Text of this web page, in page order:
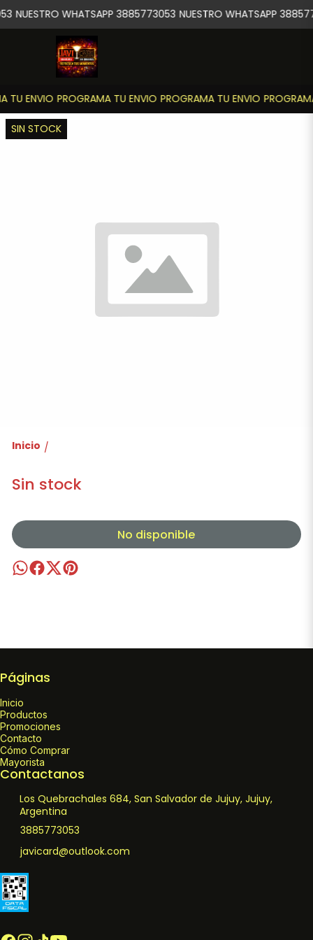
TU ENVIO PROGRAMA TU ENVIO PROGRAMA TU ENVIO
NUESTRO WHATSAPP 3885773053 NUESTRO WHATSAPP
SIN STOCK
Inicio /
Sin stock
No disponible
Páginas
Inicio
Productos
Promociones
Contacto
Cómo Comprar
Mayorista
Contactanos
Los Quebrachales 684, San Salvador de Jujuy, Jujuy,
Argentina
3885773053
javicard@outlook.com